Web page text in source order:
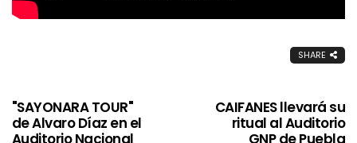
SHARE
"SAYONARA TOUR"
de Alvaro Díaz en el
Auditorio Nacional
CAIFANES llevará su
ritual al Auditorio
GNP de Puebla